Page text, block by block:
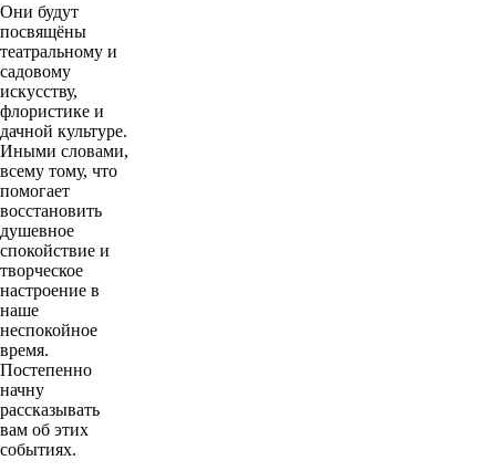
Они будут
посвящёны
театральному и
садовому
искусству,
флористике и
дачной культуре.
Иными словами,
всему тому, что
помогает
восстановить
душевное
спокойствие и
творческое
настроение в
наше
неспокойное
время.
Постепенно
начну
рассказывать
вам об этих
событиях.